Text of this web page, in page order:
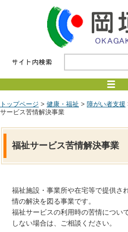
トップページ > 健康・福祉 > 障がい者支援
サービス苦情解決事業
福祉サービス苦情解決事業
福祉施設・事業所や在宅等で提供さ
情の解決を図る事業です。
福祉サービスの利用時の苦情につい
しない場合は、ご相談ください。